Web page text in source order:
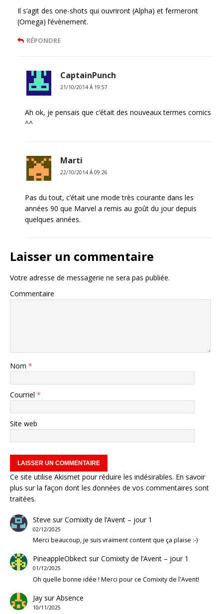
Il s’agit des one-shots qui ouvriront (Alpha) et fermeront
(Omega) l’évènement.
RÉPONDRE
CaptainPunch
21/10/2014 Á 19:57
Ah ok, je pensais que c’était des nouveaux termes comics
^^
Marti
22/10/2014 Á 09:26
Pas du tout, c’était une mode très courante dans les
années 90 que Marvel a remis au goût du jour depuis
quelques années.
Laisser un commentaire
Votre adresse de messagerie ne sera pas publiée.
Commentaire
Nom *
Courriel *
Site web
Ce site utilise Akismet pour réduire les indésirables. En savoir
plus sur la façon dont les données de vos commentaires sont
traitées.
Steve surComixity de l’Avent – jour 1
02/12/2025
Merci beaucoup, je suis vraiment content que ça plaise :-)
PineappleObkectsurComixity de l’Avent – jour 1
01/12/2025
Oh quelle bonne idée ! Merci pour ce Comixity de l'Avent!
JaysurAbsence
10/11/2025